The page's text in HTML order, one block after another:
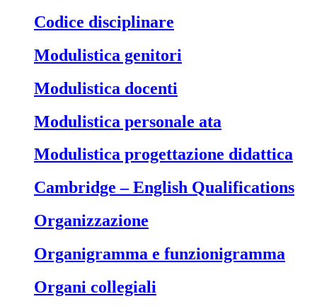
Codice disciplinare
Modulistica genitori
Modulistica docenti
Modulistica personale ata
Modulistica progettazione didattica
Cambridge – English Qualifications
Organizzazione
Organigramma e funzionigramma
Organi collegiali